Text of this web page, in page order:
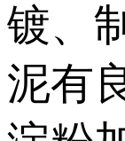
镀、
泥有